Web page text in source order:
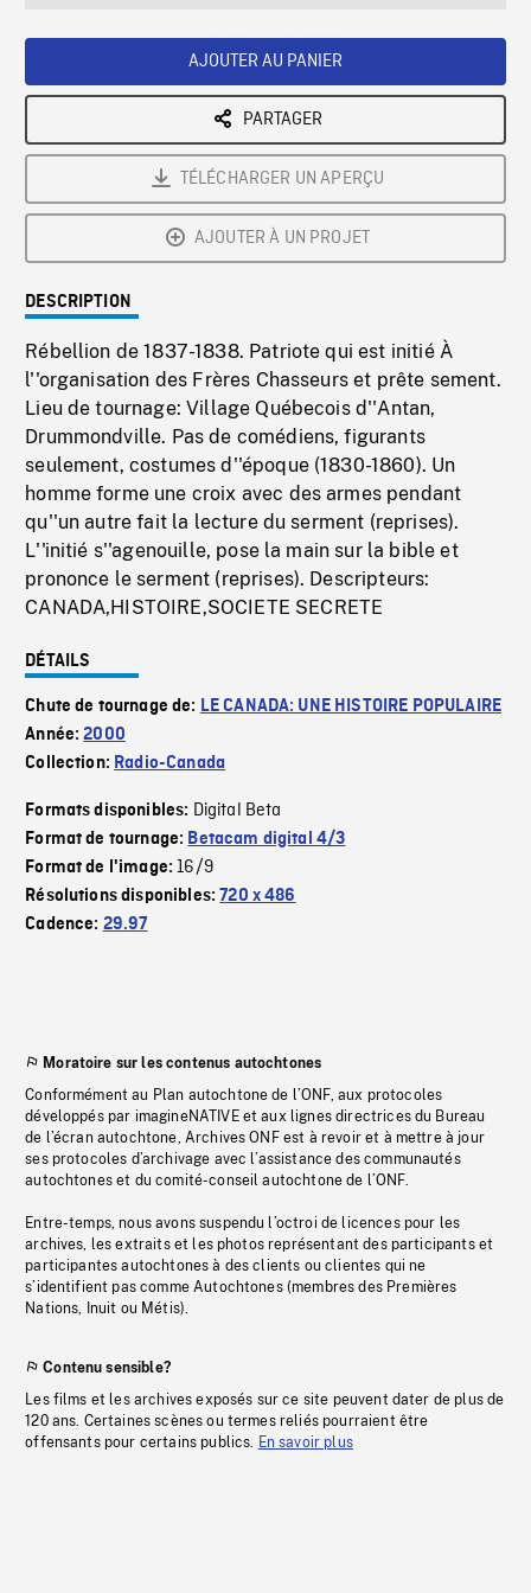
AJOUTER AU PANIER
PARTAGER
TÉLÉCHARGER UN APERÇU
AJOUTER À UN PROJET
DESCRIPTION
Rébellion de 1837-1838. Patriote qui est initié À
l''organisation des Frères Chasseurs et prête sement.
Lieu de tournage: Village Québecois d''Antan,
Drummondville. Pas de comédiens, figurants
seulement, costumes d''époque (1830-1860). Un
homme forme une croix avec des armes pendant
qu''un autre fait la lecture du serment (reprises).
L''initié s''agenouille, pose la main sur la bible et
prononce le serment (reprises). Descripteurs:
CANADA,HISTOIRE,SOCIETE SECRETE
DÉTAILS
Chute de tournage de: LE CANADA: UNE HISTOIRE POPULAIRE
Année:2000
Collection: Radio-Canada
Formats disponibles: Digital Beta
Format de tournage: Betacam digital 4/3
Format de l'image:16/9
Résolutions disponibles:720 x 486
Cadence: 29.97
Moratoire sur les contenus autochtones
Conformément au Plan autochtone de l’ONF, aux protocoles
développés par imagineNATIVE et aux lignes directrices du Bureau
de l’écran autochtone, Archives ONF est à revoir et à mettre à jour
ses protocoles d’archivage avec l’assistance des communautés
autochtones et du comité-conseil autochtone de l’ONF.
Entre-temps, nous avons suspendu l’octroi de licences pour les
archives, les extraits et les photos représentant des participants et
participantes autochtones à des clients ou clientes qui ne
s’identifient pas comme Autochtones (membres des Premières
Nations, Inuit ou Métis).
Contenu sensible?
Les films et les archives exposés sur ce site peuvent dater de plus de
120 ans. Certaines scènes ou termes reliés pourraient être
offensants pour certains publics. En savoir plus